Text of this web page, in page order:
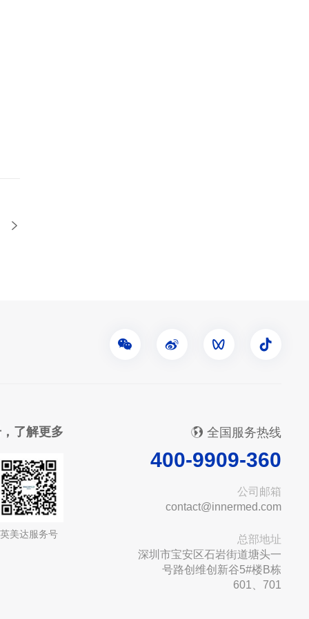
了解更多
英美达服务号
全国服务热线
400-9909-360
公司邮箱
contact@innermed.com
总部地址
深圳市宝安区石岩街道塘头一
号路创维创新谷5#楼B栋
601、701